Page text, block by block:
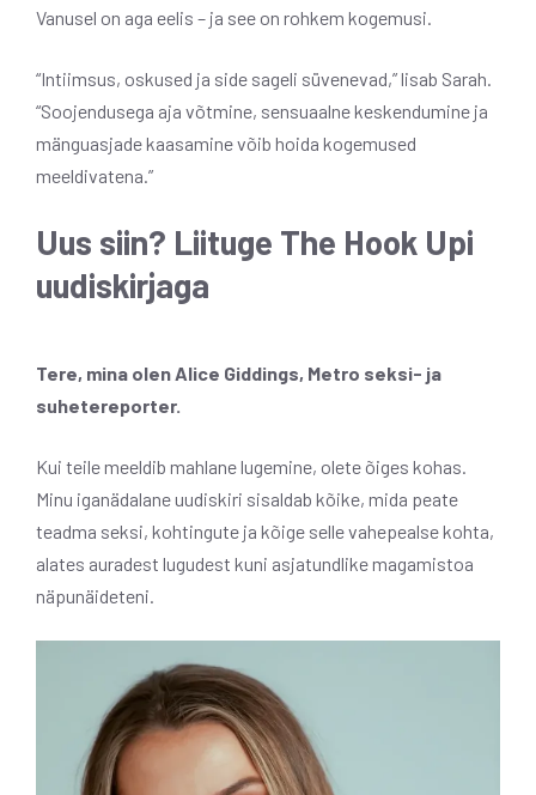
Vanusel on aga eelis – ja see on rohkem kogemusi.
“Intiimsus, oskused ja side sageli süvenevad,” lisab Sarah.
“Soojendusega aja võtmine, sensuaalne keskendumine ja
mänguasjade kaasamine võib hoida kogemused
meeldivatena.”
Uus siin? Liituge The Hook Upi
uudiskirjaga
Tere, mina olen Alice Giddings, Metro seksi- ja
suhetereporter.
Kui teile meeldib mahlane lugemine, olete õiges kohas.
Minu iganädalane uudiskiri sisaldab kõike, mida peate
teadma seksi, kohtingute ja kõige selle vahepealse kohta,
alates auradest lugudest kuni asjatundlike magamistoa
näpunäideteni.